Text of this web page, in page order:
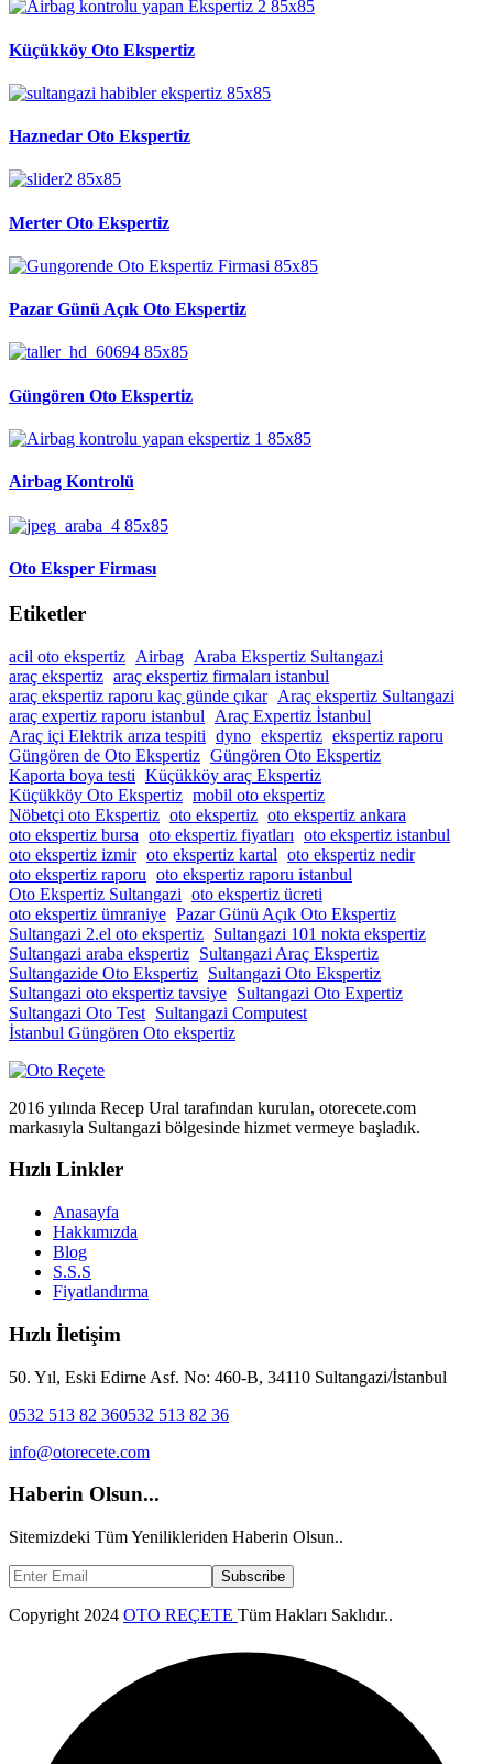
Küçükköy Oto Ekspertiz
Haznedar Oto Ekspertiz
Merter Oto Ekspertiz
Pazar Günü Açık Oto Ekspertiz
Güngören Oto Ekspertiz
Airbag Kontrolü
Oto Eksper Firması
Etiketler
acil oto ekspertiz Airbag Araba Ekspertiz Sultangazi
araç ekspertiz araç ekspertiz firmaları istanbul
araç ekspertiz raporu kaç günde çıkar Araç ekspertiz Sultangazi
araç expertiz raporu istanbul
Araç Expertiz İstanbul
Araç içi Elektrik arıza tespiti dyno ekspertiz ekspertiz raporu
Güngören de Oto Ekspertiz Güngören Oto Ekspertiz
Kaporta boya testi Küçükköy araç Ekspertiz
Küçükköy Oto Ekspertiz mobil oto ekspertiz
Nöbetçi oto Ekspertiz oto ekspertiz oto ekspertiz ankara
oto ekspertiz bursa oto ekspertiz fiyatları oto ekspertiz istanbul
oto ekspertiz izmir oto ekspertiz kartal oto ekspertiz nedir
oto ekspertiz raporu oto ekspertiz raporu istanbul
Oto Ekspertiz Sultangazi oto ekspertiz ücreti
oto ekspertiz ümraniye Pazar Günü Açık Oto Ekspertiz
Sultangazi 2.el oto ekspertiz Sultangazi 101 nokta ekspertiz
Sultangazi araba ekspertiz Sultangazi Araç Ekspertiz
Sultangazide Oto Ekspertiz Sultangazi Oto Ekspertiz
Sultangazi oto ekspertiz tavsiye Sultangazi Oto Expertiz
Sultangazi Oto Test Sultangazi Computest
İstanbul Güngören Oto ekspertiz
2016 yılında Recep Ural tarafından kurulan, otorecete.com
markasıyla Sultangazi bölgesinde hizmet vermeye başladık.
Hızlı Linkler
Anasayfa
Hakkımızda
Blog
S.S.S
Fiyatlandırma
Hızlı İletişim
50. Yıl, Eski Edirne Asf. No: 460-B, 34110 Sultangazi/İstanbul
0532 513 82 360532 513 82 36
info@otorecete.com
Haberin Olsun...
Sitemizdeki Tüm Yenilikleriden Haberin Olsun..
Subscribe
Copyright 2024 OTO REÇETE Tüm Hakları Saklıdır..